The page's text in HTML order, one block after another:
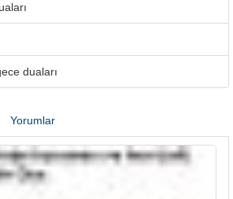
duaları
Yorumlar